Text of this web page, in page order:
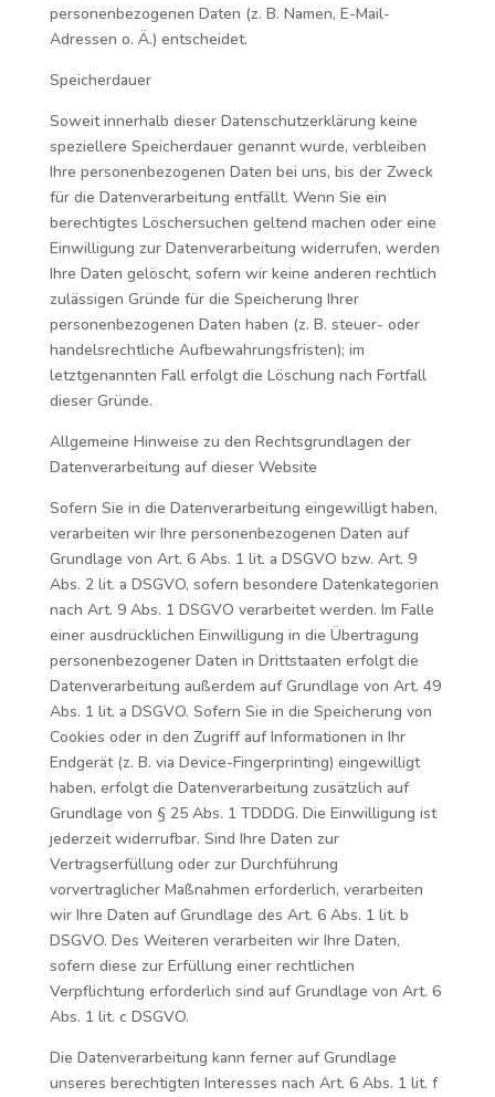
personenbezogenen Daten (z. B. Namen, E-Mail-
Adressen o. Ä.) entscheidet.
Speicherdauer
Soweit innerhalb dieser Datenschutzerklärung keine
speziellere Speicherdauer genannt wurde, verbleiben
Ihre personenbezogenen Daten bei uns, bis der Zweck
für die Datenverarbeitung entfällt. Wenn Sie ein
berechtigtes Löschersuchen geltend machen oder eine
Einwilligung zur Datenverarbeitung widerrufen, werden
Ihre Daten gelöscht, sofern wir keine anderen rechtlich
zulässigen Gründe für die Speicherung Ihrer
personenbezogenen Daten haben (z. B. steuer- oder
handelsrechtliche Aufbewahrungsfristen); im
letztgenannten Fall erfolgt die Löschung nach Fortfall
dieser Gründe.
Allgemeine Hinweise zu den Rechtsgrundlagen der
Datenverarbeitung auf dieser Website
Sofern Sie in die Datenverarbeitung eingewilligt haben,
verarbeiten wir Ihre personenbezogenen Daten auf
Grundlage von Art. 6 Abs. 1 lit. a DSGVO bzw. Art. 9
Abs. 2 lit. a DSGVO, sofern besondere Datenkategorien
nach Art. 9 Abs. 1 DSGVO verarbeitet werden. Im Falle
einer ausdrücklichen Einwilligung in die Übertragung
personenbezogener Daten in Drittstaaten erfolgt die
Datenverarbeitung außerdem auf Grundlage von Art. 49
Abs. 1 lit. a DSGVO. Sofern Sie in die Speicherung von
Cookies oder in den Zugriff auf Informationen in Ihr
Endgerät (z. B. via Device-Fingerprinting) eingewilligt
haben, erfolgt die Datenverarbeitung zusätzlich auf
Grundlage von § 25 Abs. 1 TDDDG. Die Einwilligung ist
jederzeit widerrufbar. Sind Ihre Daten zur
Vertragserfüllung oder zur Durchführung
vorvertraglicher Maßnahmen erforderlich, verarbeiten
wir Ihre Daten auf Grundlage des Art. 6 Abs. 1 lit. b
DSGVO. Des Weiteren verarbeiten wir Ihre Daten,
sofern diese zur Erfüllung einer rechtlichen
Verpflichtung erforderlich sind auf Grundlage von Art. 6
Abs. 1 lit. c DSGVO.
Die Datenverarbeitung kann ferner auf Grundlage
unseres berechtigten Interesses nach Art. 6 Abs. 1 lit. f